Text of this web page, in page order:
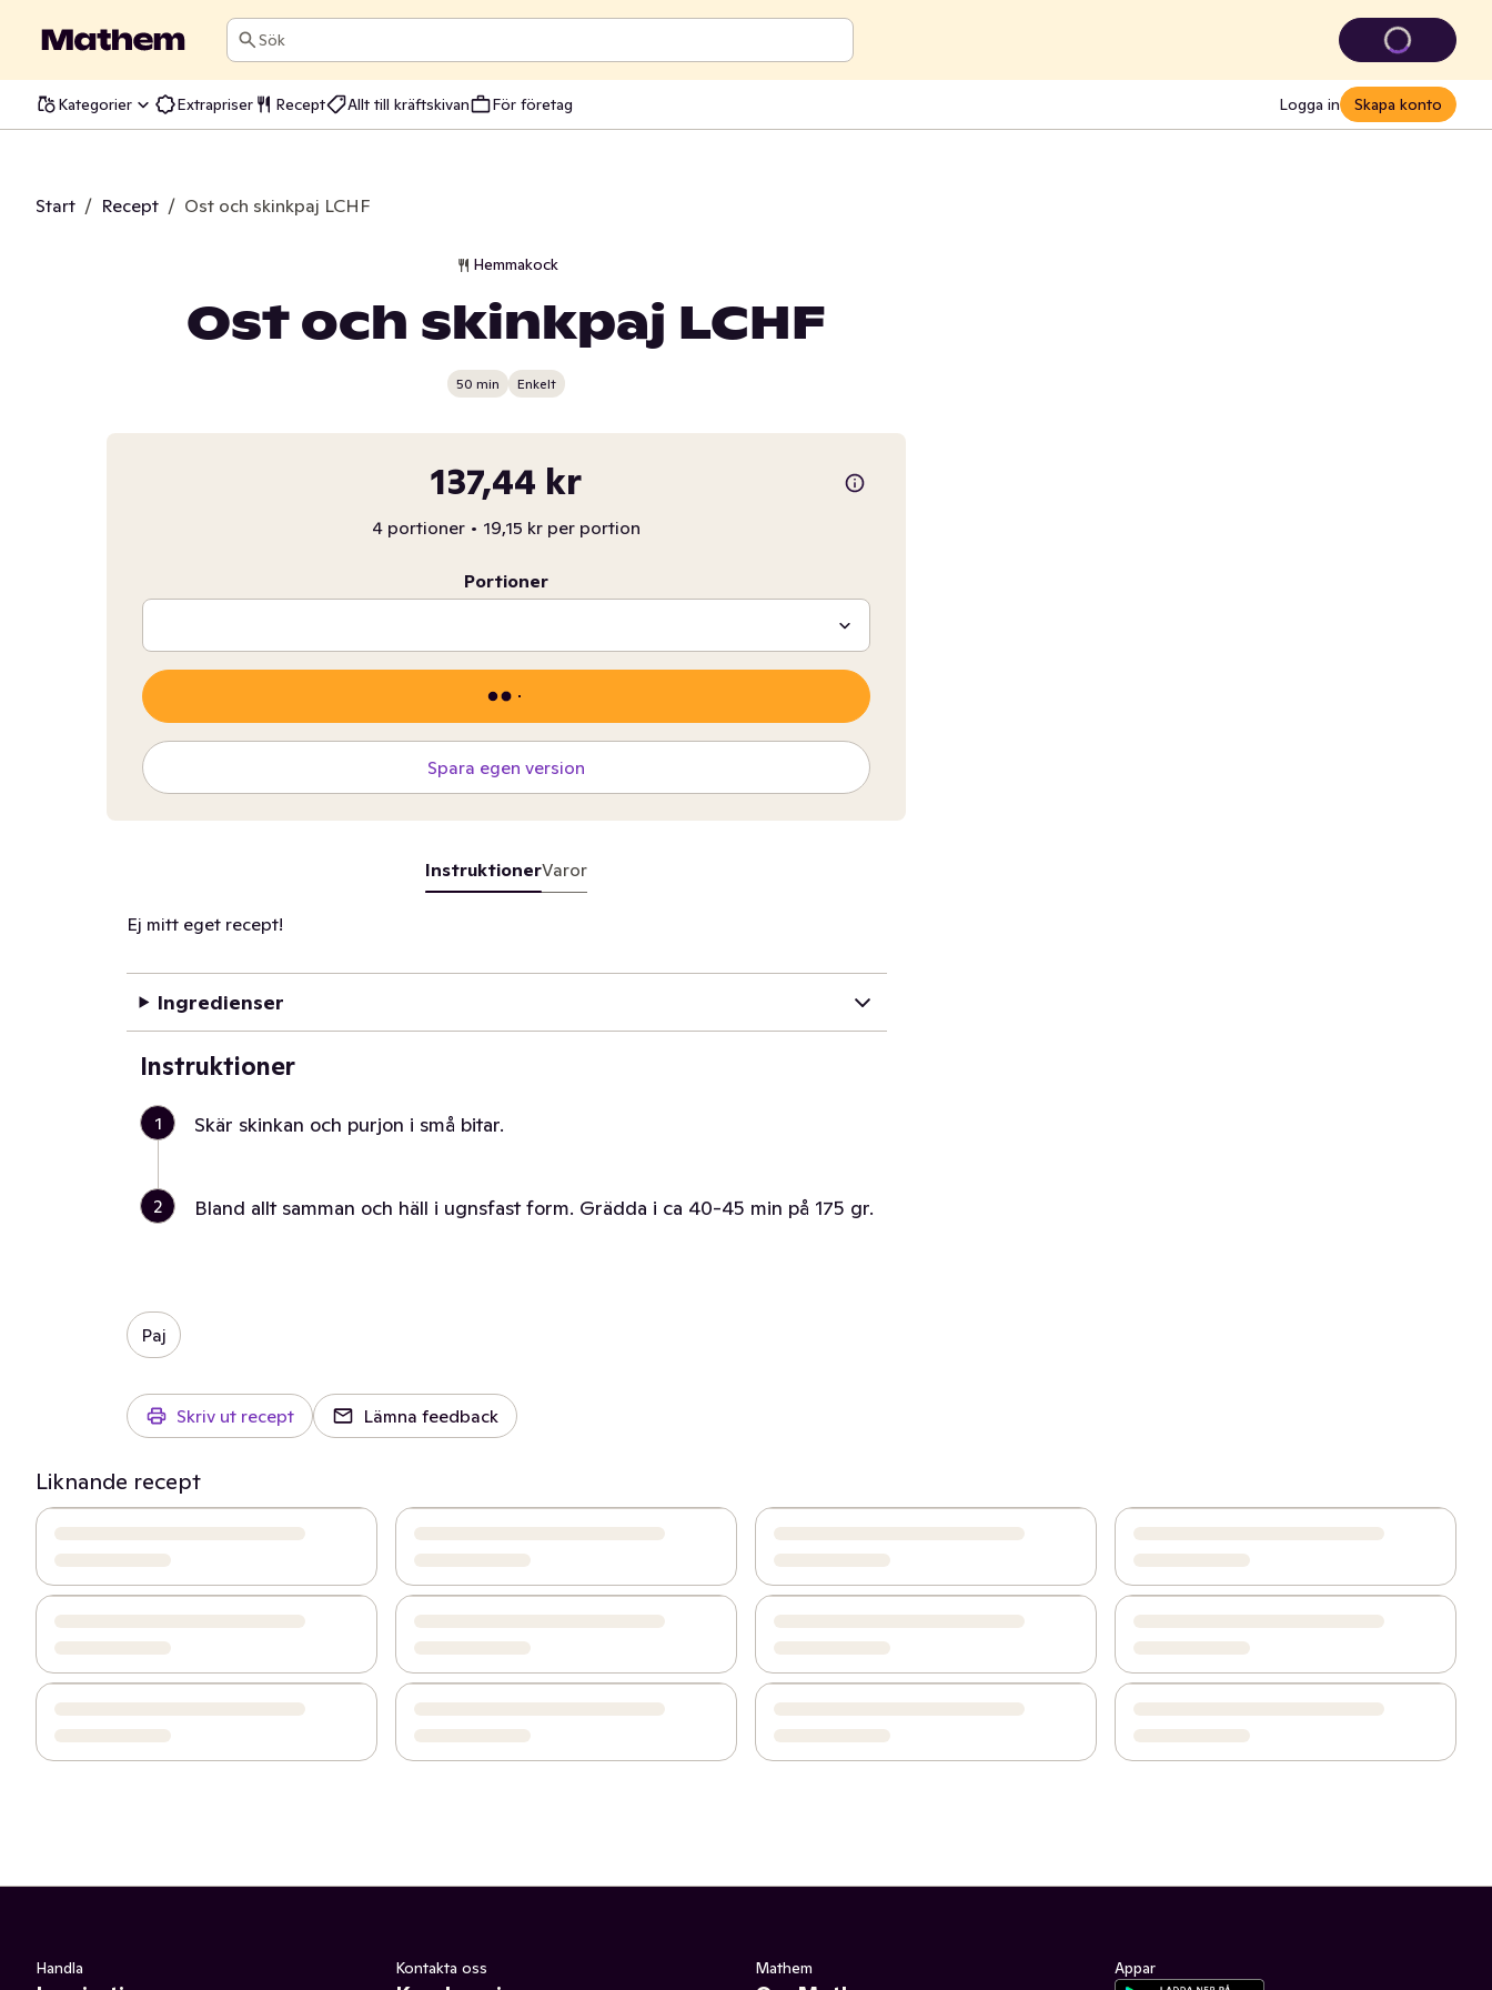
Sök
Kategorier Extrapriser Recept Allt till kräftskivan För företag Logga in Skapa konto
Start / Recept / Ost och skinkpaj LCHF
Hemmakock
Ost och skinkpaj LCHF
50 min Enkelt
137,44 kr
4 portioner • 19,15 kr per portion
Portioner
Spara egen version
InstruktionerVaror
Ej mitt eget recept!
Ingredienser
Instruktioner
1 Skär skinkan och purjon i små bitar.
2 Bland allt samman och häll i ugnsfast form. Grädda i ca 40-45 min på 175 gr.
Paj
Skriv ut recept Lämna feedback
Liknande recept
Handla Kontakta oss Mathem Appar